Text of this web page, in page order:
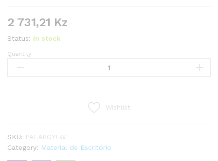
2 731,21 Kz
Status: In stock
PASTAS
Quantity:
Wishlist
SKU: PALARGYLW
Category: Material de Escritório